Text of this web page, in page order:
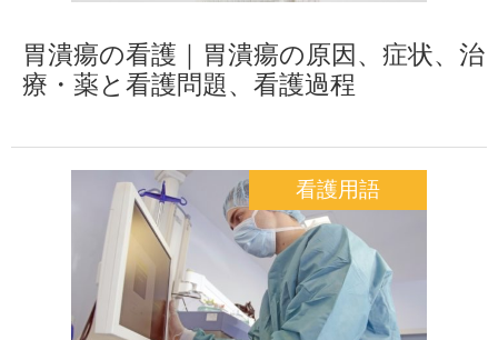
胃潰瘍の看護｜胃潰瘍の原因、症状、治
療・薬と看護問題、看護過程
看護用語